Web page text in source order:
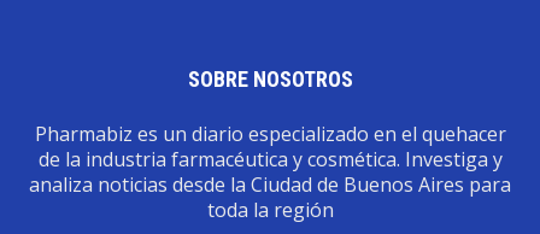
SOBRE NOSOTROS
Pharmabiz es un diario especializado en el quehacer
de la industria farmacéutica y cosmética. Investiga y
analiza noticias desde la Ciudad de Buenos Aires para
toda la región